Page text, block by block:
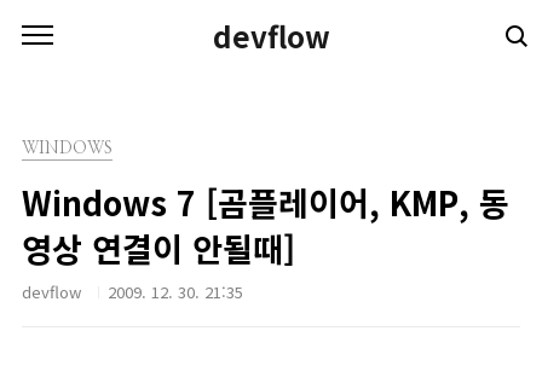
devflow
WINDOWS
Windows 7 [곰플레이어, KMP, 동
영상 연결이 안될때]
devflow 2009. 12. 30. 21:35